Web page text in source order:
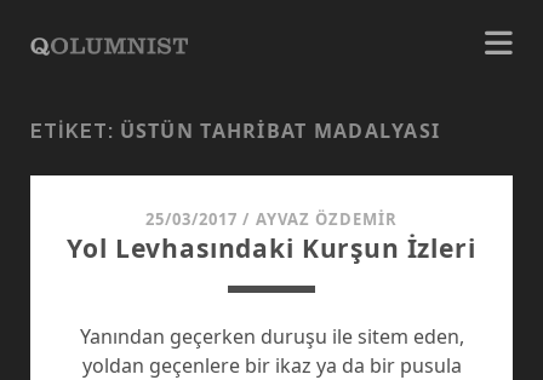
ETIKET: ÜSTÜN TAHRIBAT MADALYASI
25/03/2017 / AYVAZ ÖZDEMIR
Yol Levhasındaki Kurşun İzleri
Yanından geçerken duruşu ile sitem eden,
yoldan geçenlere bir ikaz ya da bir pusula